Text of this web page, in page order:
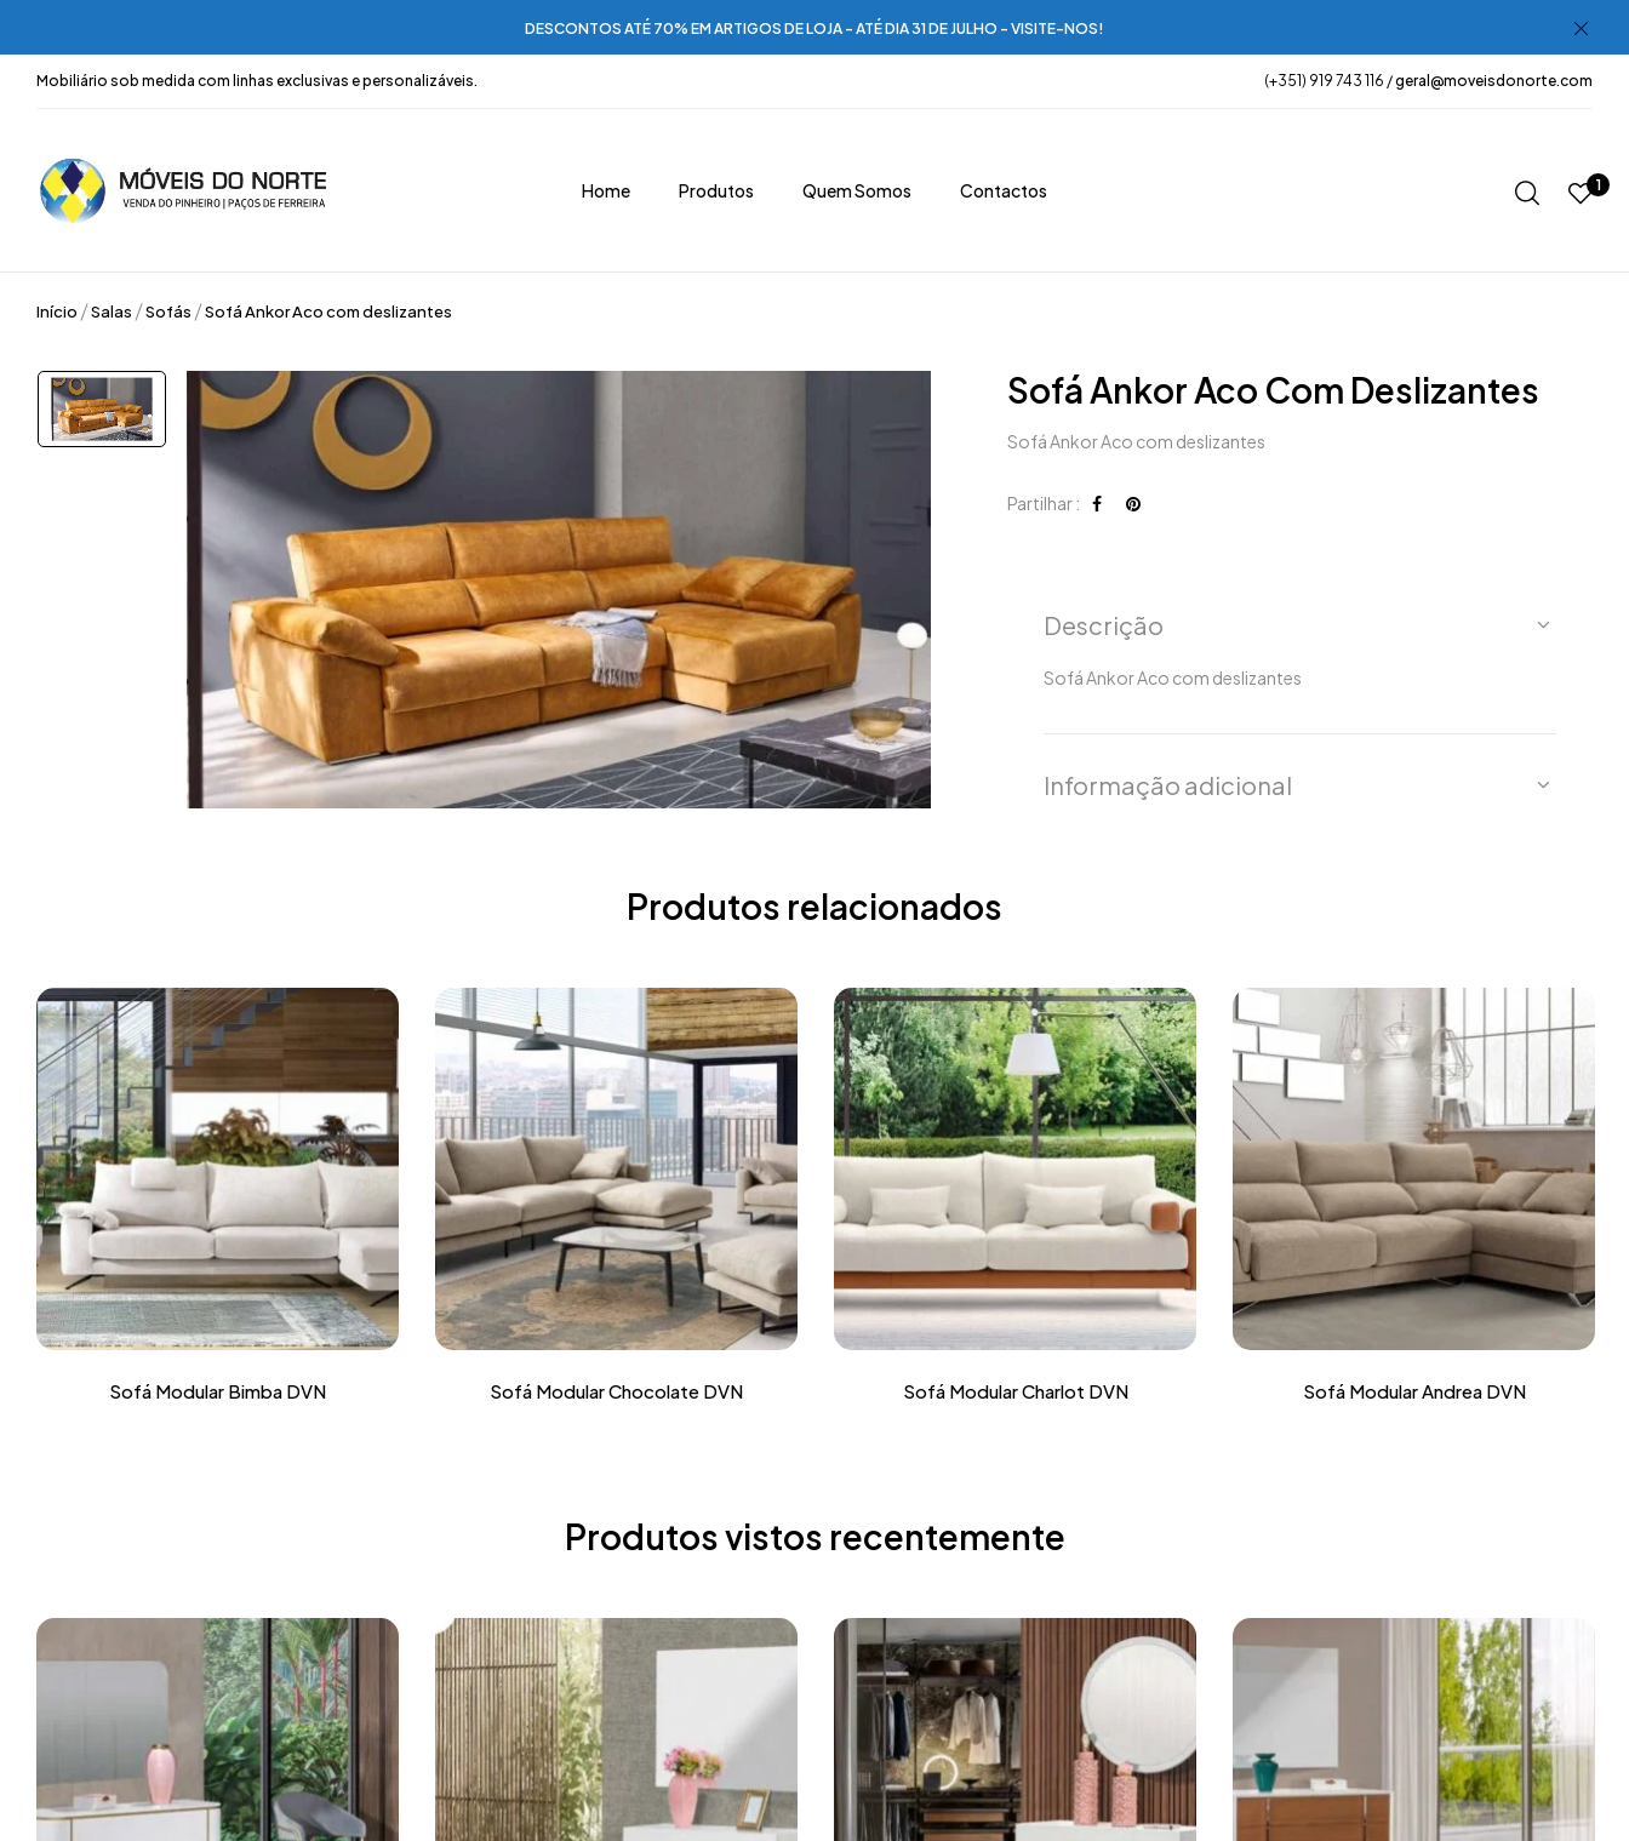
DESCONTOS ATÉ 70% EM ARTIGOS DE LOJA - ATÉ DIA 31 DE JULHO - VISITE-NOS!
Mobiliário sob medida com linhas exclusivas e personalizáveis. (+351) 919 743 116 /geral@moveisdonorte.com
Home Produtos Quem Somos Contactos 1
Início Salas Sofás Sofá Ankor Aco com deslizantes
Sofá Ankor Aco Com Deslizantes
Sofá Ankor Aco com deslizantes
Partilhar :
Descrição
Sofá Ankor Aco com deslizantes
Informação adicional
Produtos relacionados
Sofá Modular Bimba DVN Sofá Modular Chocolate DVN Sofá Modular Charlot DVN Sofá Modular Andrea DVN
Produtos vistos recentemente